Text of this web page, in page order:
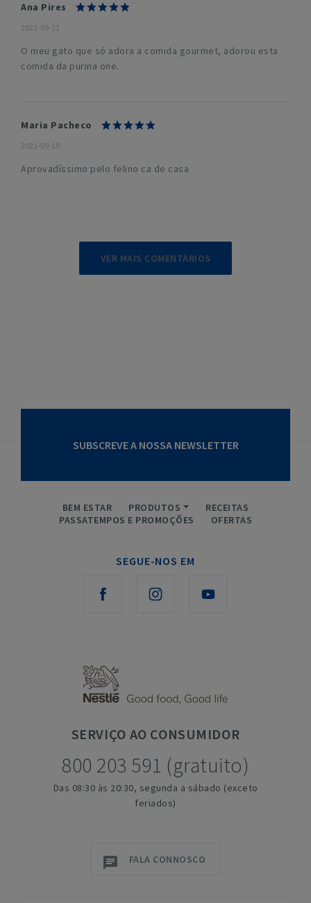
Ana Pires
2021-09-12
O meu gato que só adora a comida gourmet, adorou esta
comida da purina one.
Maria Pacheco
2021-09-10
Aprovadíssimo pelo felino ca de casa
VER MAIS COMENTÁRIOS
SUBSCREVE A NOSSA NEWSLETTER
BEM ESTAR PRODUTOS
RECEITAS
PASSATEMPOS E PROMOÇÕES
OFERTAS
SEGUE-NOS EM
SERVIÇO AO CONSUMIDOR
800 203 591 (gratuito)
Das 08:30 às 20:30, segunda a sábado (exceto
feriados)
FALA CONNOSCO